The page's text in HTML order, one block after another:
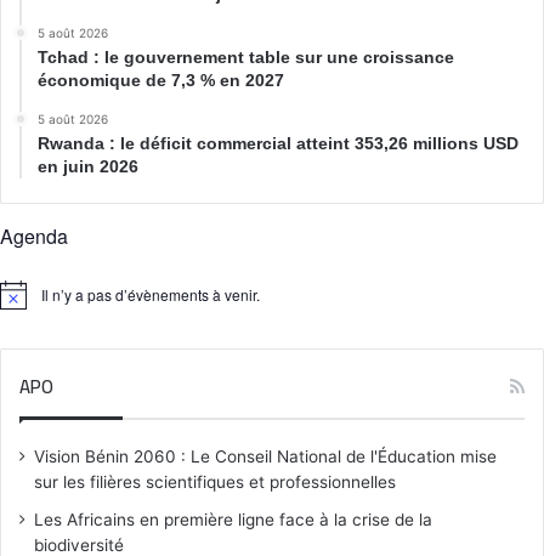
5 août 2026
Tchad : le gouvernement table sur une croissance
économique de 7,3 % en 2027
5 août 2026
Rwanda : le déficit commercial atteint 353,26 millions USD
en juin 2026
Agenda
N
Il n’y a pas d’évènements à venir.
APO
Vision Bénin 2060 : Le Conseil National de l'Éducation mise
sur les filières scientifiques et professionnelles
Les Africains en première ligne face à la crise de la
biodiversité